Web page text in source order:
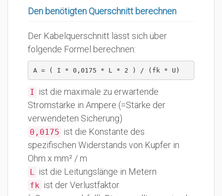
Den benötigten Querschnitt berechnen
Der Kabelquerschnitt lässt sich über
folgende Formel berechnen:
A = ( I * 0,0175 * L * 2 ) / (fk * U)
I
ist die maximale zu erwartende
Stromstärke in Ampere (=Stärke der
verwendeten Sicherung)
0,0175 ist die Konstante des
spezifischen Widerstands von Kupfer in
Ohm x mm² / m
L ist die Leitungslänge in Metern
fk ist der Verlustfaktor